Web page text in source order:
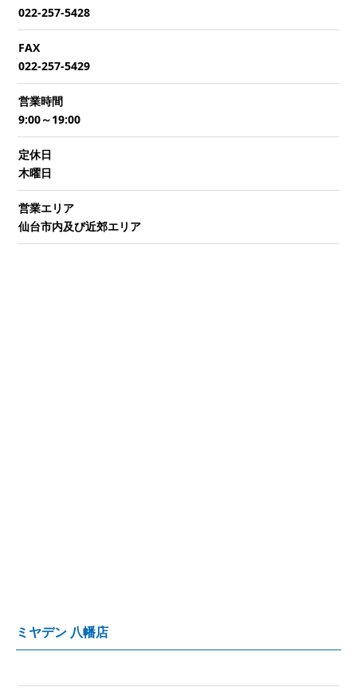
022-257-5428
FAX
022-257-5429
営業時間
9:00～19:00
定休日
木曜日
営業エリア
仙台市内及び近郊エリア
ミヤデン 八幡店